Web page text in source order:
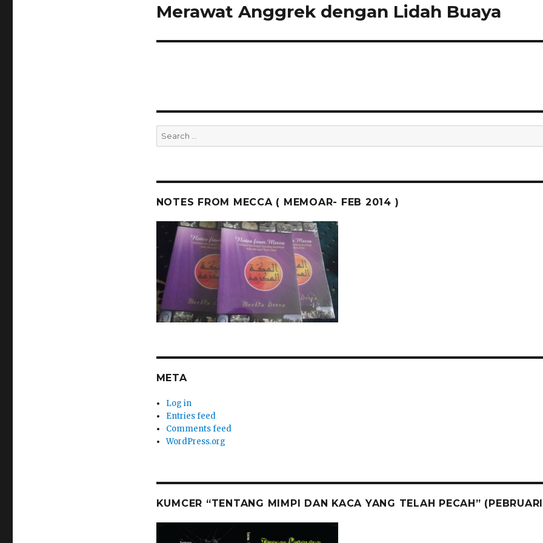
Next
Merawat Anggrek dengan Lidah Buaya
Search
for:
NOTES FROM MECCA ( MEMOAR- FEB 2014 )
META
Log in
Entries feed
Comments feed
WordPress.org
KUMCER “TENTANG MIMPI DAN KACA YANG TELAH PECAH”